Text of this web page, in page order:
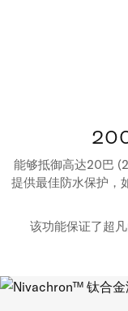
能够抵御高达20巴
提供最佳防水保护，
该功能保证了超